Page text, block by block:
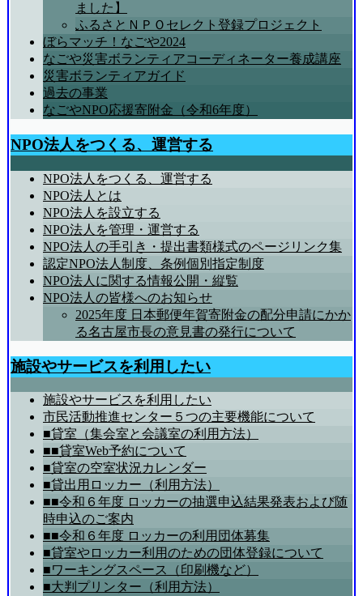
ました】
ふるさとＮＰＯセレクト登録プロジェクト
ぼらマッチ！なごや2024
なごや災害ボランティアコーディネーター養成講座
災害ボランティアガイド
過去の事業
なごやNPO応援寄附金（令和6年度）
NPO法人をつくる、運営する
NPO法人をつくる、運営する
NPO法人とは
NPO法人を設立する
NPO法人を管理・運営する
NPO法人の手引き・提出書類様式のページリンク集
認定NPO法人制度、条例個別指定制度
NPO法人に関する情報公開・縦覧
NPO法人の皆様へのお知らせ
2025年度 日本郵便年賀寄附金の配分申請にかか
る名古屋市長の意見書の発行について
施設やサービスを利用したい
施設やサービスを利用したい
市民活動推進センター５つの主要機能について
■貸室（集会室と会議室の利用方法）
■■貸室Web予約について
■貸室の空室状況カレンダー
■貸出用ロッカー（利用方法）
■■令和６年度 ロッカーの抽選申込結果発表および随
時申込のご案内
■■令和６年度 ロッカーの利用団体募集
■貸室やロッカー利用のための団体登録について
■ワーキングスペース（印刷機など）
■大判プリンター（利用方法）